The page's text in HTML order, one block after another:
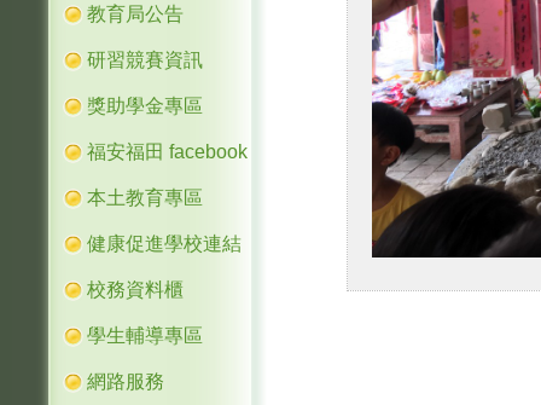
教育局公告
研習競賽資訊
獎助學金專區
福安福田 facebook
本土教育專區
健康促進學校連結
校務資料櫃
學生輔導專區
網路服務